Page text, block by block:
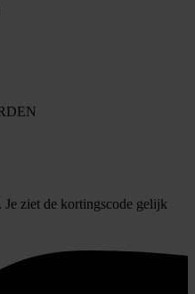
ziet de kortingscode gelijk